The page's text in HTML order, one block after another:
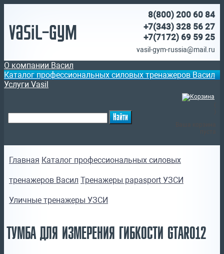
Vasil-Gym
8(800) 200 60 84
+7(343) 328 56 27
+7(7172) 69 59 25
vasil-gym-russia@mail.ru
О компании Васил
Каталог профессиональных силовых тренажеров Васил
Услуги Vasil
Главная Каталог профессиональных силовых
тренажеров Васил Тренажеры papasport УЗСИ
Уличные тренажеры УЗСИ
ТУМБА ДЛЯ ИЗМЕРЕНИЯ ГИБКОСТИ GTAR012